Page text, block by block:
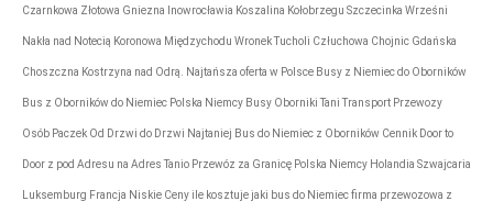
Czarnkowa Złotowa Gniezna Inowrocławia Koszalina Kołobrzegu Szczecinka Wrześni
Nakła nad Notecią Koronowa Międzychodu Wronek Tucholi Człuchowa Chojnic Gdańska
Choszczna Kostrzyna nad Odrą. Najtańsza oferta w Polsce Busy z Niemiec do Oborników
Bus z Oborników do Niemiec Polska Niemcy Busy Oborniki Tani Transport Przewozy
Osób Paczek Od Drzwi do Drzwi Najtaniej Bus do Niemiec z Oborników Cennik Door to
Door z pod Adresu na Adres Tanio Przewóz za Granicę Polska Niemcy Holandia Szwajcaria
Luksemburg Francja Niskie Ceny ile kosztuje jaki bus do Niemiec firma przewozowa z